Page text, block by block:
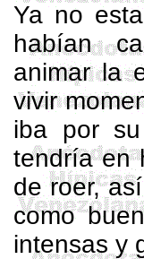
Ya no
habían
animar la
vivir
iba por
tendría en
de roer,
como
intensas y